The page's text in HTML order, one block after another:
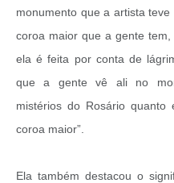
monumento que a artista
coroa maior que a gente
ela é feita por conta de
que a gente vê ali no
mistérios do Rosário quanto
coroa maior”.
Ela também destacou o